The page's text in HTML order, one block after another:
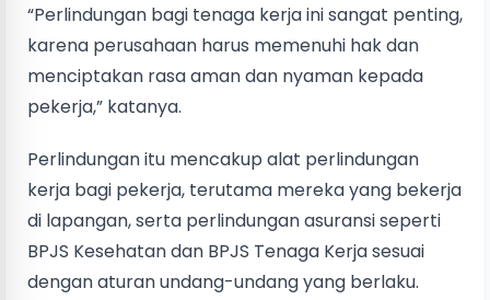
“Perlindungan bagi tenaga kerja ini sangat penting,
karena perusahaan harus memenuhi hak dan
menciptakan rasa aman dan nyaman kepada
pekerja,” katanya.
Perlindungan itu mencakup alat perlindungan
kerja bagi pekerja, terutama mereka yang bekerja
di lapangan, serta perlindungan asuransi seperti
BPJS Kesehatan dan BPJS Tenaga Kerja sesuai
dengan aturan undang-undang yang berlaku.